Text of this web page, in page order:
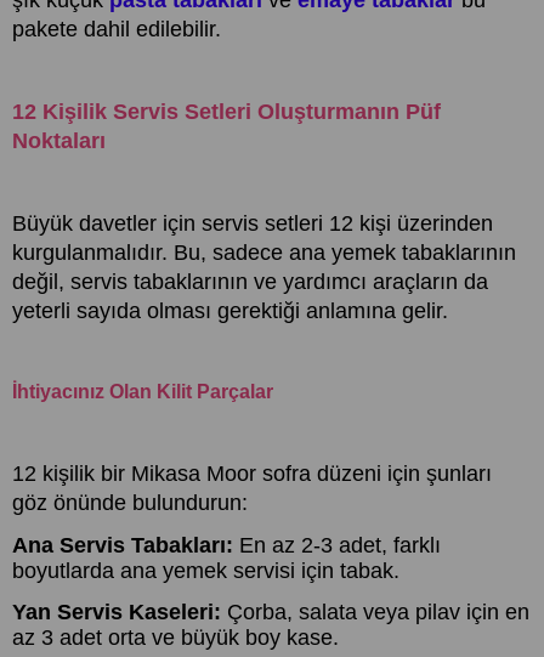
pakete dahil edilebilir.
12 Kişilik Servis Setleri Oluşturmanın Püf
Noktaları
Büyük davetler için servis setleri 12 kişi üzerinden
kurgulanmalıdır. Bu, sadece ana yemek tabaklarının
değil, servis tabaklarının ve yardımcı araçların da
yeterli sayıda olması gerektiği anlamına gelir.
İhtiyacınız Olan Kilit Parçalar
12 kişilik bir Mikasa Moor sofra düzeni için şunları
göz önünde bulundurun:
Ana Servis Tabakları: En az 2-3 adet, farklı
boyutlarda ana yemek servisi için tabak.
Yan Servis Kaseleri: Çorba, salata veya pilav için en
az 3 adet orta ve büyük boy kase.